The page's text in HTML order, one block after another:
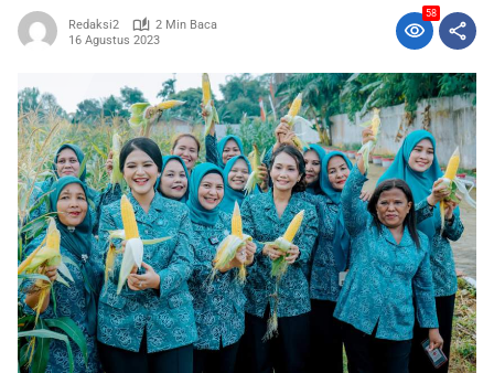
Redaksi2
2 Min Baca
16 Agustus 2023
58